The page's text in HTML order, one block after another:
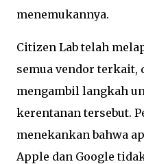
menemukannya.
Citizen Lab telah
semua vendor terkait,
mengambil langkah
kerentanan tersebut.
menekankan bahwa
Apple dan Google